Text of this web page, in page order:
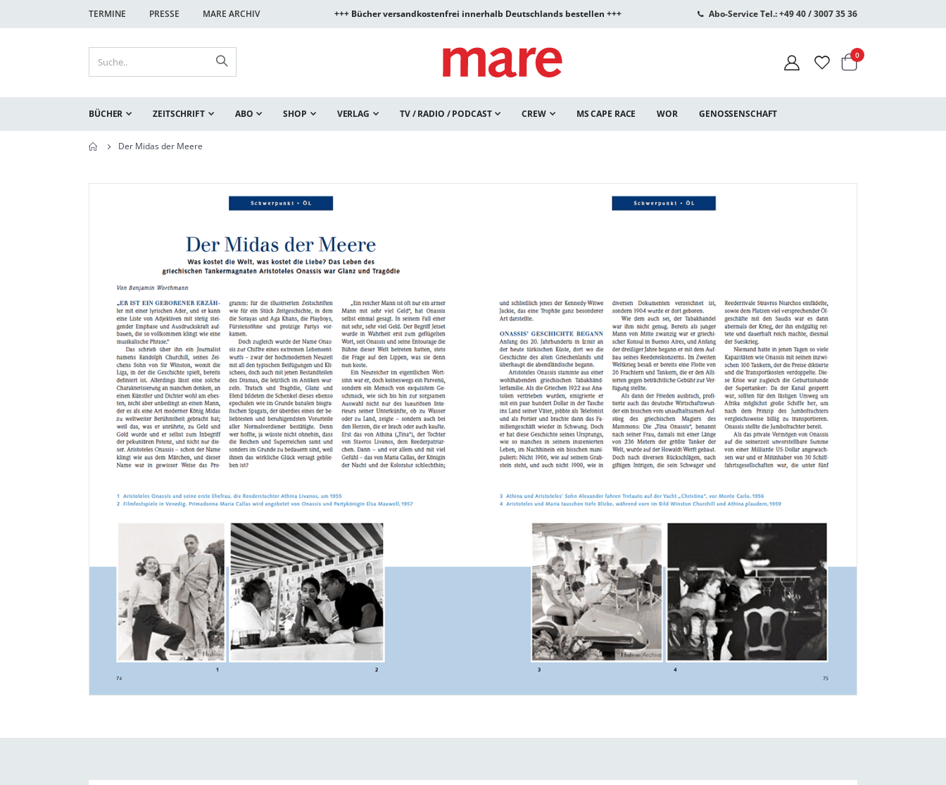
TERMINE PRESSE MARE ARCHIV +++ Bücher versandkostenfrei innerhalb Deutschlands bestellen +++ Abo-Service Tel.: +49 40 / 3007 35 36
Warenkorb
0Artikel
BÜCHER ZEITSCHRIFT ABO SHOP VERLAG TV / RADIO / PODCAST CREW MS CAPE RACE WOR GENOSSENSCHAFT
Der Midas der Meere